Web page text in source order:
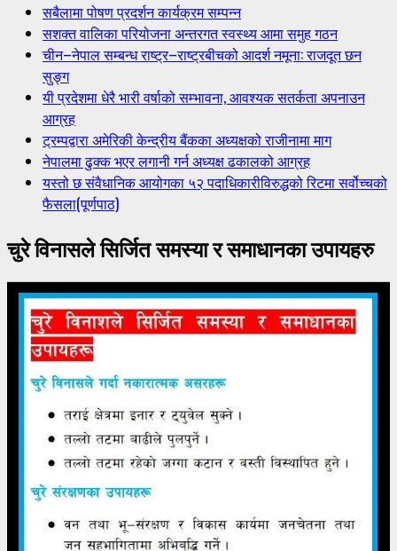
सबैलामा पोषण प्रदर्शन कार्यक्रम सम्पन्न
सशक्त वालिका परियोजना अन्तरगत स्वस्थ्य आमा समुह गठन
चीन–नेपाल सम्बन्ध राष्ट्र–राष्ट्रबीचको आदर्श नमूना: राजदूत छन
सुङ्ग
यी प्रदेशमा धेरै भारी वर्षाको सम्भावना, आवश्यक सतर्कता अपनाउन
आग्रह
ट्रम्पद्वारा अमेरिकी केन्द्रीय बैंकका अध्यक्षको राजीनामा माग
नेपालमा ढुक्क भएर लगानी गर्न अध्यक्ष ढकालको आग्रह
यस्तो छ संवैधानिक आयोगका ५२ पदाधिकारीविरुद्धको रिटमा सर्वोच्चको
फैसला(पूर्णपाठ)
चुरे विनासले सिर्जित समस्या र समाधानका उपायहरु